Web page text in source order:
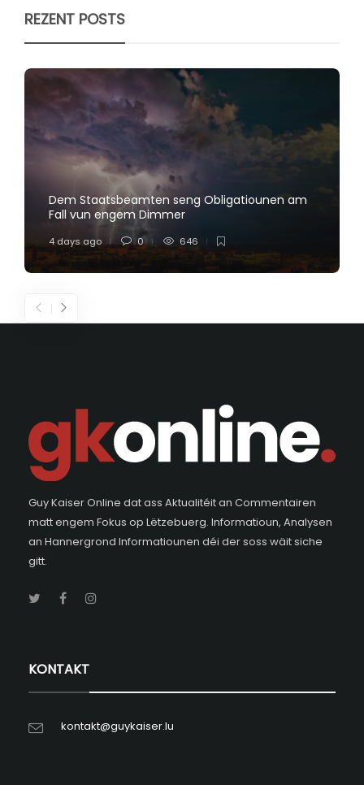
REZENT POSTS
Dem Staatsbeamten seng Obligatiounen am
Fall vun engem Dimmer
4 days ago 0 646
Guy Kaiser Online dat ass Aktualitéit an Commentairen
matt engem Fokus op Lëtzebuerg. Informatioun, Analysen
an Hannergrond Informatiounen déi der soss wäit siche
gitt.
KONTAKT
kontakt@guykaiser.lu